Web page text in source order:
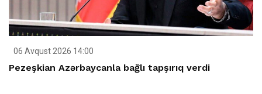
06 Avqust 2026 14:00
Pezeşkian Azərbaycanla bağlı tapşırıq verdi